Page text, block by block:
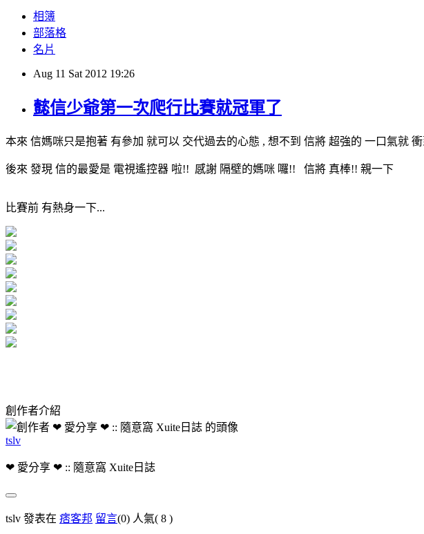
相簿
部落格
名片
Aug 11 Sat 2012 19:26
懿信少爺第一次爬行比賽就冠軍了
本來 信媽咪只是抱著 有參加 就可以 交代過去的心態 , 想不到 信將 超強的 一口氣就
後來 發現 信的最愛是 電視遙控器 啦!! 感謝 隔壁的媽咪 囉!! 信將 真棒!! 親一下
比賽前 有熱身一下...
創作者介紹
tslv
❤ 愛分享 ❤ :: 隨意窩 Xuite日誌
tslv 發表在 痞客邦 留言(0) 人氣( 8 )